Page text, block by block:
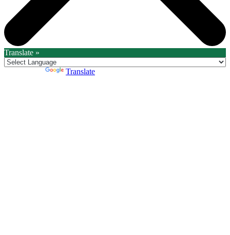
Translate »
Translate